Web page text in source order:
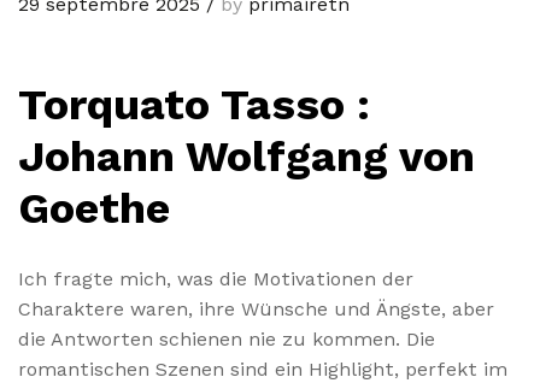
Torquato Tasso :
Johann Wolfgang von
Goethe
Ich fragte mich, was die Motivationen der
Charaktere waren, ihre Wünsche und Ängste, aber
die Antworten schienen nie zu kommen. Die
romantischen Szenen sind ein Highlight, perfekt im